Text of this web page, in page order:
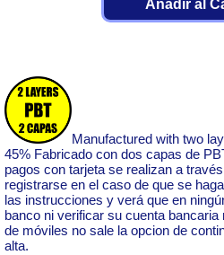
Añadir al
Manufactured with two
45% Fabricado con dos capas de
pagos con tarjeta se realizan a
registrarse en el caso de que se
las instrucciones y verá que en
banco ni verificar su cuenta
de móviles no sale la opcion de
alta.